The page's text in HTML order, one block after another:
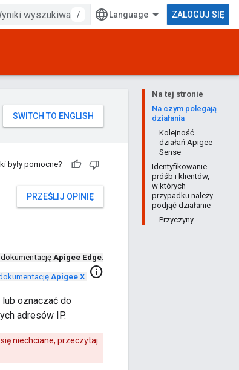
/ ZALOGUJ SIĘ
Na tej stronie
Na czym polegają
działania
Kolejność
działań Apigee
Sense
Identyfikowanie
próśb i klientów,
w których
przypadku należy
podjąć działanie
Przyczyny
były pomocne?
PRZEŚLIJ OPINIĘ
Apigee Edge.
Apigee X. info
oznaczać do
adresów IP.
niechciane, przeczytaj